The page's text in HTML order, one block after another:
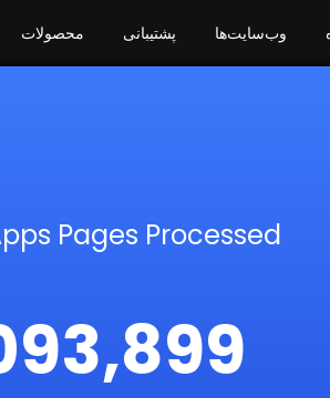
محصولات پشتیبانی وب‌سایت‌ها
Pages Processed